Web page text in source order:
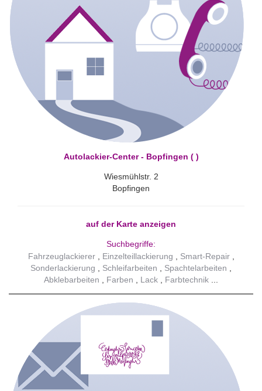
Autolackier-Center - Bopfingen ( )
Wiesmühlstr. 2
Bopfingen
auf der Karte anzeigen
Suchbegriffe:
Fahrzeuglackierer
Einzelteillackierung
Smart-Repair
Sonderlackierung
Schleifarbeiten
Spachtelarbeiten
Abklebarbeiten
Farben Lack Farbtechnik